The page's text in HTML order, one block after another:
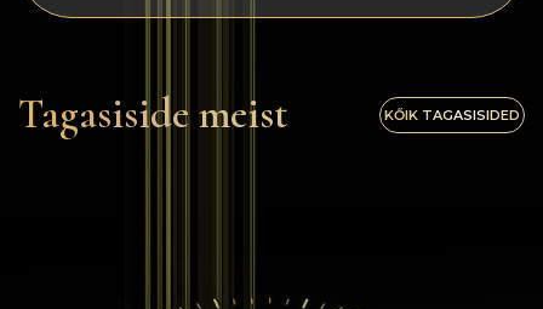
Tagasiside meist KŐIK TAGASISIDED